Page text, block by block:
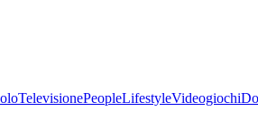
TelevisionePeopleLifestyleVideogiochi